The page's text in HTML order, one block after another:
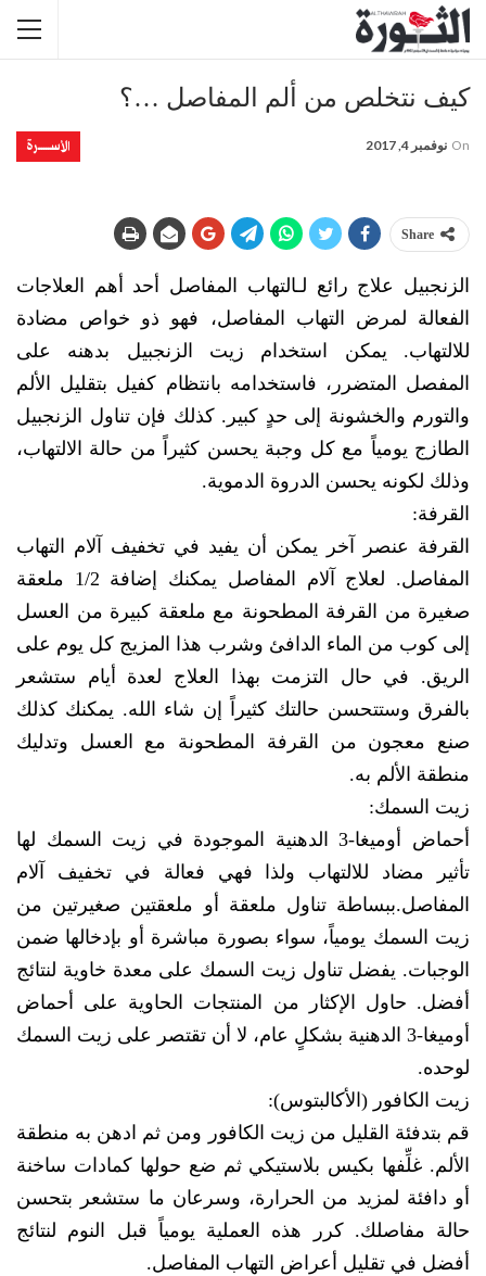
كيف نتخلص من ألم المفاصل …؟
الأســــــرة On نوفمبر 4, 2017
Share
الزنجبيل علاج رائع لـالتهاب المفاصل أحد أهم العلاجات
الفعالة لمرض التهاب المفاصل، فهو ذو خواص مضادة
للالتهاب. يمكن استخدام زيت الزنجبيل بدهنه على
المفصل المتضرر، فاستخدامه بانتظام كفيل بتقليل الألم
والتورم والخشونة إلى حدٍ كبير. كذلك فإن تناول الزنجبيل
الطازج يومياً مع كل وجبة يحسن كثيراً من حالة الالتهاب،
وذلك لكونه يحسن الدروة الدموية.
القرفة:
القرفة عنصر آخر يمكن أن يفيد في تخفيف آلام التهاب
المفاصل. لعلاج آلام المفاصل يمكنك إضافة 1/2 ملعقة
صغيرة من القرفة المطحونة مع ملعقة كبيرة من العسل
إلى كوب من الماء الدافئ وشرب هذا المزيج كل يوم على
الريق. في حال التزمت بهذا العلاج لعدة أيام ستشعر
بالفرق وستتحسن حالتك كثيراً إن شاء الله. يمكنك كذلك
صنع معجون من القرفة المطحونة مع العسل وتدليك
منطقة الألم به.
زيت السمك:
أحماض أوميغا-3 الدهنية الموجودة في زيت السمك لها
تأثير مضاد للالتهاب ولذا فهي فعالة في تخفيف آلام
المفاصل.ببساطة تناول ملعقة أو ملعقتين صغيرتين من
زيت السمك يومياً، سواء بصورة مباشرة أو بإدخالها ضمن
الوجبات. يفضل تناول زيت السمك على معدة خاوية لنتائج
أفضل. حاول الإكثار من المنتجات الحاوية على أحماض
أوميغا-3 الدهنية بشكلٍ عام، لا أن تقتصر على زيت السمك
لوحده.
زيت الكافور (الأكالبتوس):
قم بتدفئة القليل من زيت الكافور ومن ثم ادهن به منطقة
الألم. غلِّفها بكيس بلاستيكي ثم ضع حولها كمادات ساخنة
أو دافئة لمزيد من الحرارة، وسرعان ما ستشعر بتحسن
حالة مفاصلك. كرر هذه العملية يومياً قبل النوم لنتائج
أفضل في تقليل أعراض التهاب المفاصل.